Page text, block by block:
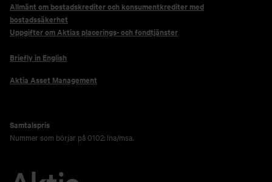
Allmänt om bostadskrediter och konsumentkrediter med
bostadssäkerhet
Uppgifter om Aktias placerings- och fondtjänster
Briefly in English
Aktia Asset Management
Samtalspris
Nummer som börjar på 0102: lna/msa.